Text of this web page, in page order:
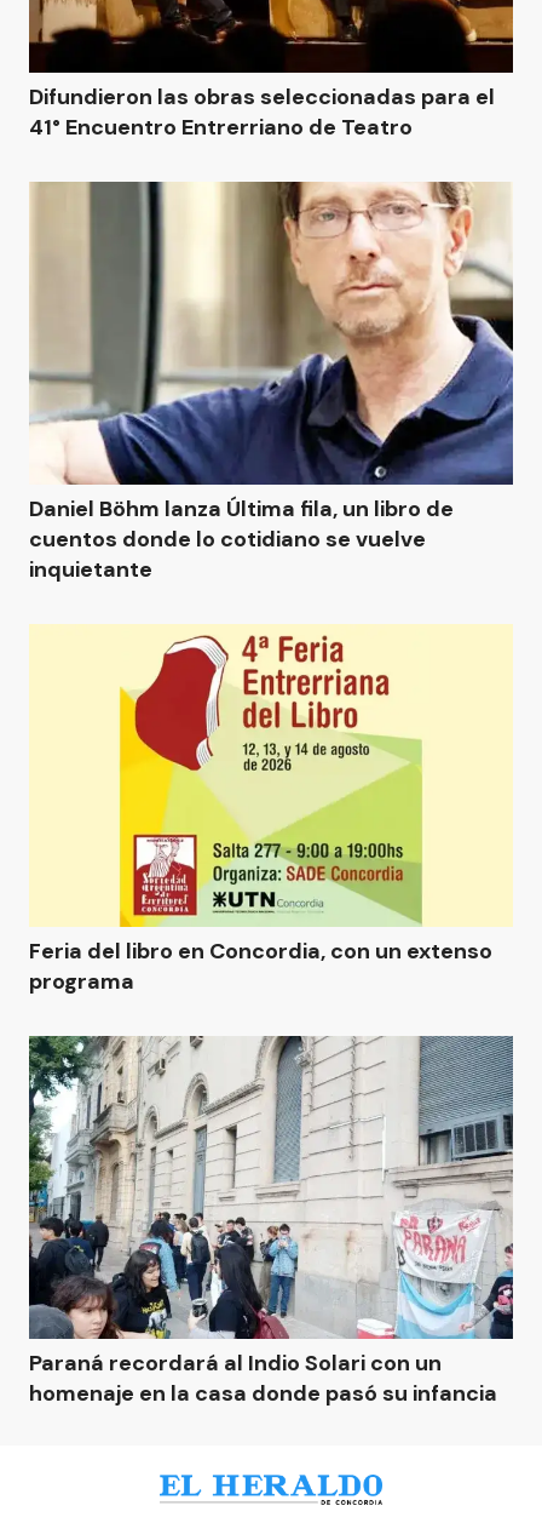
Difundieron las obras seleccionadas para el
41° Encuentro Entrerriano de Teatro
Daniel Böhm lanza Última fila, un libro de
cuentos donde lo cotidiano se vuelve
inquietante
Feria del libro en Concordia, con un extenso
programa
Paraná recordará al Indio Solari con un
homenaje en la casa donde pasó su infancia